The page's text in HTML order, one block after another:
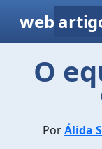
web
O
PorÁlida